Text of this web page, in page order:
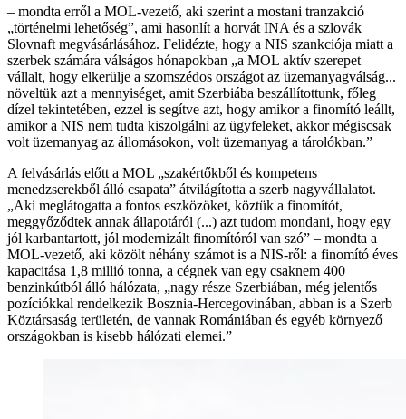
– mondta erről a MOL-vezető, aki szerint a mostani tranzakció
„történelmi lehetőség”, ami hasonlít a horvát INA és a szlovák
Slovnaft megvásárlásához. Felidézte, hogy a NIS szankciója miatt a
szerbek számára válságos hónapokban „a MOL aktív szerepet
vállalt, hogy elkerülje a szomszédos országot az üzemanyagválság...
növeltük azt a mennyiséget, amit Szerbiába beszállítottunk, főleg
dízel tekintetében, ezzel is segítve azt, hogy amikor a finomító leállt,
amikor a NIS nem tudta kiszolgálni az ügyfeleket, akkor mégiscsak
volt üzemanyag az állomásokon, volt üzemanyag a tárolókban.”
A felvásárlás előtt a MOL „szakértőkből és kompetens
menedzserekből álló csapata” átvilágította a szerb nagyvállalatot.
„Aki meglátogatta a fontos eszközöket, köztük a finomítót,
meggyőződtek annak állapotáról (...) azt tudom mondani, hogy egy
jól karbantartott, jól modernizált finomítóról van szó” – mondta a
MOL-vezető, aki közölt néhány számot is a NIS-ről: a finomító éves
kapacitása 1,8 millió tonna, a cégnek van egy csaknem 400
benzinkútból álló hálózata, „nagy része Szerbiában, még jelentős
pozíciókkal rendelkezik Bosznia-Hercegovinában, abban is a Szerb
Köztársaság területén, de vannak Romániában és egyéb környező
országokban is kisebb hálózati elemei.”